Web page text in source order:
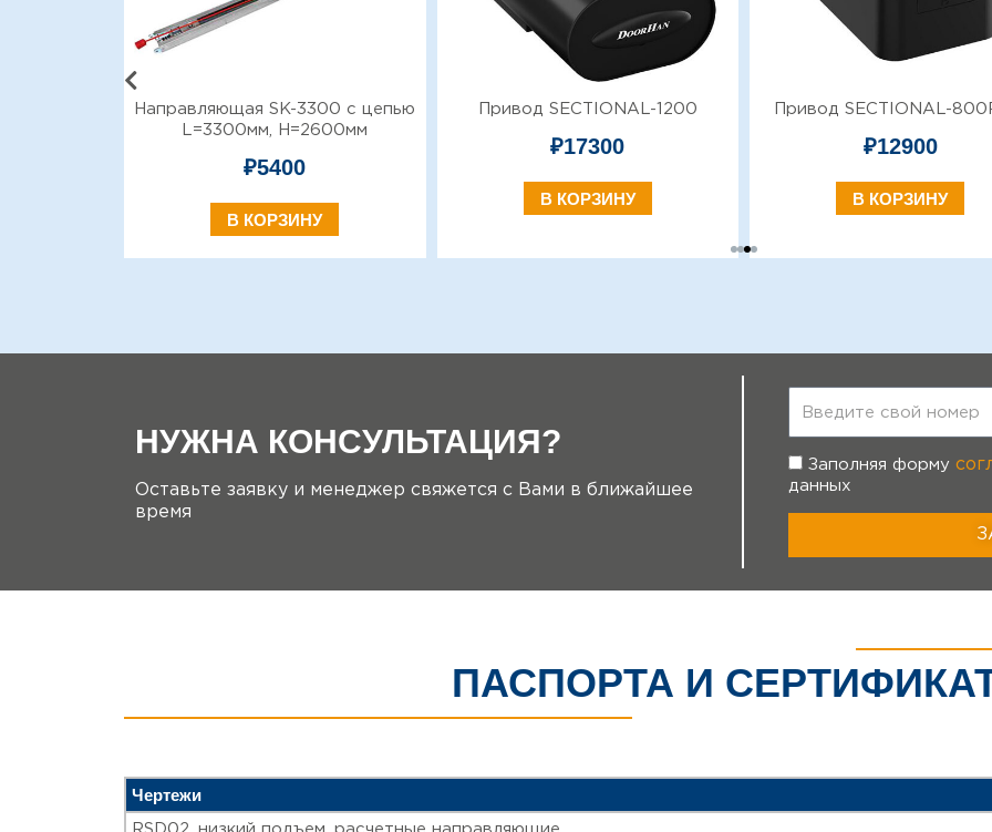
Направляющая SK-3300 с цепью
L=3300мм, H=2600мм
₽5400
В КОРЗИНУ
Привод SECTIONAL-1200
₽17300
В КОРЗИНУ
Привод SECTIONAL-
₽12900
В КОРЗИНУ
НУЖНА КОНСУЛЬТАЦИЯ?
Оставьте заявку и менеджер свяжется с Вами в ближайшее
время
л
е
ф
Заполняя форму
данных
ПАСПОРТА И
Чертежи
RSD02, низкий подъем, расчетные направляющие